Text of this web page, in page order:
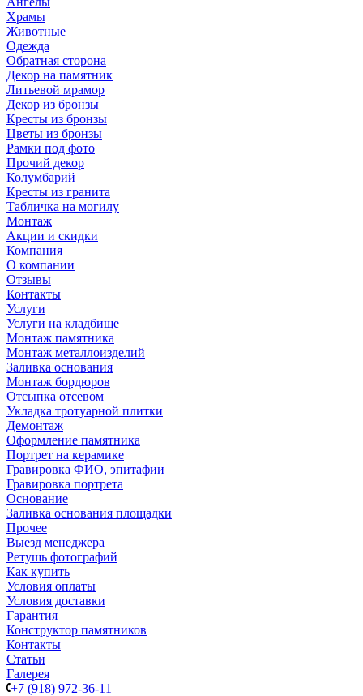
Храмы
Животные
Одежда
Обратная сторона
Декор на памятник
Литьевой мрамор
Декор из бронзы
Кресты из бронзы
Цветы из бронзы
Рамки под фото
Прочий декор
Колумбарий
Кресты из гранита
Табличка на могилу
Монтаж
Акции и скидки
Компания
О компании
Отзывы
Контакты
Услуги
Услуги на кладбище
Монтаж памятника
Монтаж металлоизделий
Заливка основания
Монтаж бордюров
Отсыпка отсевом
Укладка тротуарной плитки
Демонтаж
Оформление памятника
Портрет на керамике
Гравировка ФИО, эпитафии
Гравировка портрета
Основание
Заливка основания площадки
Прочее
Выезд менеджера
Ретушь фотографий
Как купить
Условия оплаты
Условия доставки
Гарантия
Конструктор памятников
Контакты
Статьи
Галерея
+7 (918) 972-36-11